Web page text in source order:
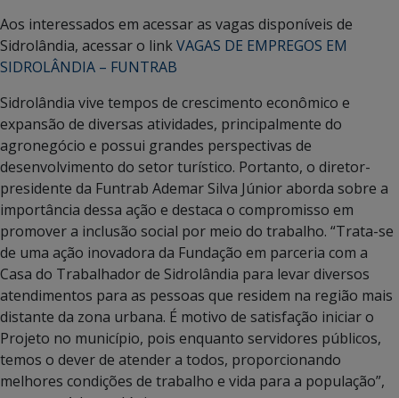
Aos interessados em acessar as vagas disponíveis de
Sidrolândia, acessar o linkVAGAS DE EMPREGOS EM
SIDROLÂNDIA – FUNTRAB
Sidrolândia vive tempos de crescimento econômico e
expansão de diversas atividades, principalmente do
agronegócio e possui grandes perspectivas de
desenvolvimento do setor turístico. Portanto, o diretor-
presidente da Funtrab Ademar Silva Júnior aborda sobre a
importância dessa ação e destaca o compromisso em
promover a inclusão social por meio do trabalho. “Trata-se
de uma ação inovadora da Fundação em parceria com a
Casa do Trabalhador de Sidrolândia para levar diversos
atendimentos para as pessoas que residem na região mais
distante da zona urbana. É motivo de satisfação iniciar o
Projeto no município, pois enquanto servidores públicos,
temos o dever de atender a todos, proporcionando
melhores condições de trabalho e vida para a população”,